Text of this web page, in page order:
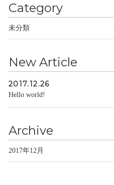
Category
未分類
New Article
2017.12.26
Hello world!
Archive
2017年12月